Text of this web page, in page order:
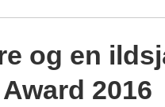
og en
2016